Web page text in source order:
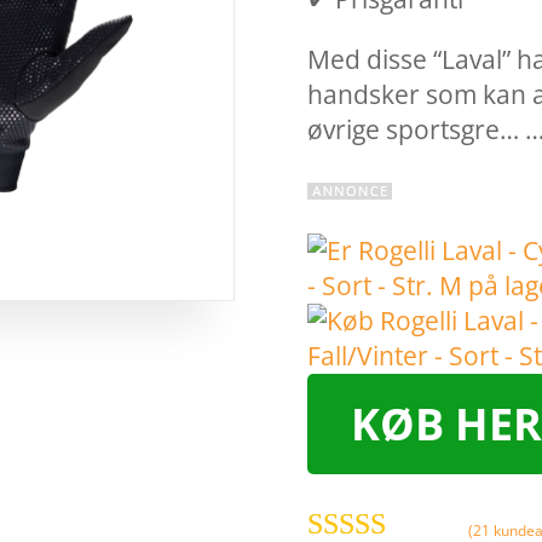
Med disse “Laval”
handsker som kan
øvrige sportsgre…
KØB HER
(21